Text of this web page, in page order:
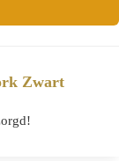
Zwart